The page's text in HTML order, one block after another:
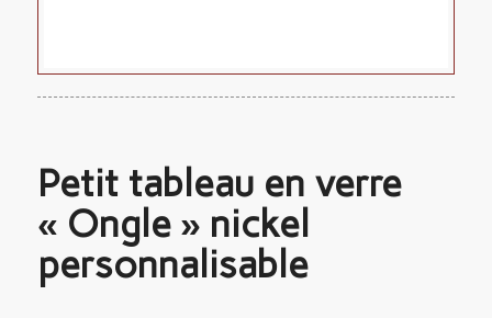
Petit tableau en verre
« Ongle » nickel
personnalisable